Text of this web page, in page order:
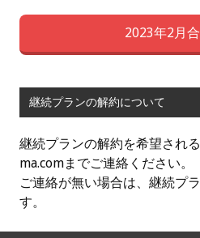
2023年2月
継続プランの解約について
継続プランの解約を希望され
ma.comまでご連絡ください。
ご連絡が無い場合は、継続プ
す。